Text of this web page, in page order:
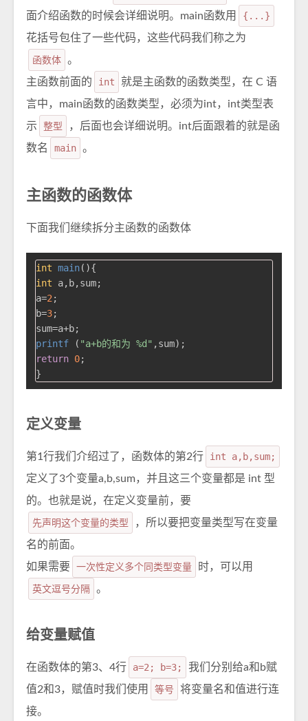
面介绍函数的时候会详细说明。main函数用
{...}
花括号包住了一些代码，这些代码我们称之为
函数体 。
主函数前面的
int
就是主函数的函数类型，在 C 语
言中，main函数的函数类型，必须为int，int类型表
示
整型
，后面也会详细说明。int后面跟着的就是函
数名
main 。
主函数的函数体
下面我们继续拆分主函数的函数体
int main()
int a,b,sum;
a=2 ;
b=3;
printf ( "a+b的和为 %d"
return 0;
定义变量
第1行我们介绍过了，函数体的第2行
int a,b,sum;
定义了3个变量a,b,sum，并且这三个变量都是 int 型
的。也就是说，在定义变量前，要
先声明这个变量的类型
，所以要把变量类型写在变量
名的前面。
如果需要 一次性定义多个同类型变量
时，可以用
英文逗号分隔 。
给变量赋值
在函数体的第3、4行 a=2; b=3;
我们分别给a和b赋
值2和3，赋值时我们使用
等号
将变量名和值进行连
接。